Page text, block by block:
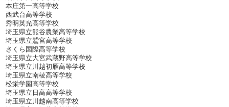
本庄第一高等学校
西武台高等学校
秀明英光高等学校
埼玉県立熊谷農業高等学校
埼玉県立鷲宮高等学校
さくら国際高等学校
埼玉県立大宮武蔵野高等学校
埼玉県立川越初雁高等学校
埼玉県立南稜高等学校
松栄学園高等学校
埼玉県立日高高等学校
埼玉県立川越南高等学校